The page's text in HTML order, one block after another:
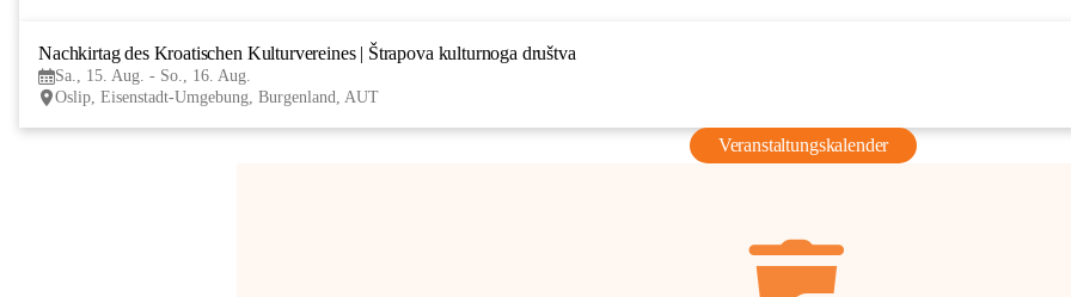
Nachkirtag des Kroatischen Kulturvereines | Štrapova kulturnoga društva
Sa., 15. Aug. - So., 16. Aug.
Oslip, Eisenstadt-Umgebung, Burgenland, AUT
Veranstaltungskalender